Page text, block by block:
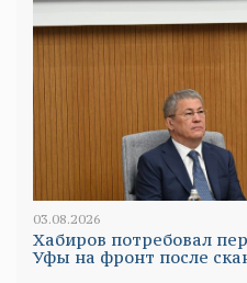
03.08.2026
Хабиров потребовал
Уфы на фронт после